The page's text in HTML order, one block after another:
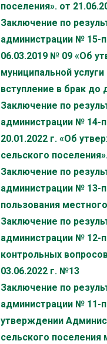
поселения». от
Заключение по
администрации № 15-
06.03.2019 № 09 «Об
муниципальной
вступление в брак до
Заключение по
администрации № 14-
20.01.2022 г. «Об
сельского
Заключение по
администрации № 13-
пользования
Заключение по
администрации № 12-
контрольных
03.06.2022 г. №13
Заключение по
администрации № 11-
утверждении
сельского поселения